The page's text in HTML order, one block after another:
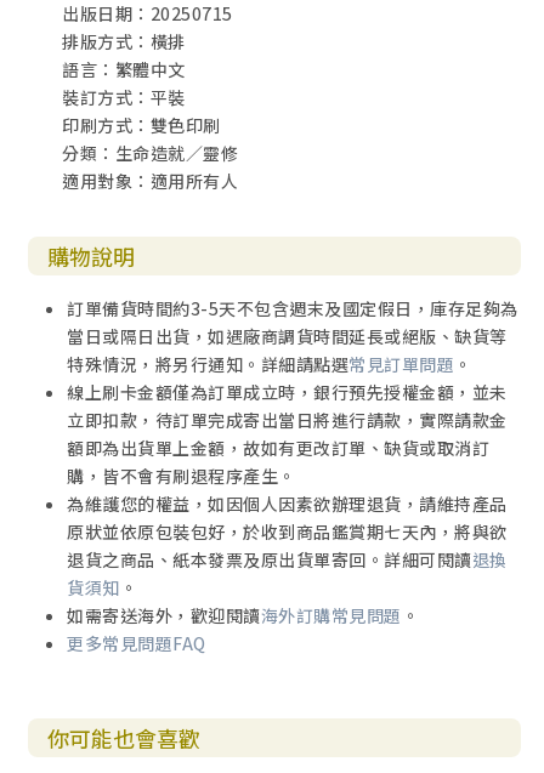
出版日期：20250715
排版方式：橫排
語言：繁體中文
裝訂方式：平裝
印刷方式：雙色印刷
分類：生命造就／靈修
適用對象：適用所有人
購物說明
訂單備貨時間約3-5天不包含週末及國定假日，庫存足夠為
當日或隔日出貨，如遇廠商調貨時間延長或絕版、缺貨等
特殊情況，將另行通知。詳細請點選常見訂單問題 。
線上刷卡金額僅為訂單成立時，銀行預先授權金額，並未
立即扣款，待訂單完成寄出當日將進行請款，實際請款金
額即為出貨單上金額，故如有更改訂單、缺貨或取消訂
購，皆不會有刷退程序產生。
為維護您的權益，如因個人因素欲辦理退貨，請維持產品
原狀並依原包裝包好，於收到商品鑑賞期七天內，將與欲
退貨之商品、紙本發票及原出貨單寄回。詳細可閱讀退換
貨須知 。
如需寄送海外，歡迎閱讀海外訂購常見問題 。
更多常見問題FAQ
你可能也會喜歡